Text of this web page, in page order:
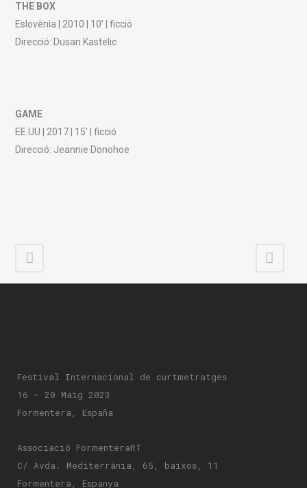
THE BOX
Eslovènia | 2010 | 10’ | ficció
Direcció: Dusan Kastelic
GAME
EE.UU | 2017 | 15’ | ficció
Direcció: Jeannie Donohoe
Festival Internacional de curtmetratges
16 – 20 Maig 2023
Formentera, España
Associació FormenteraRT
C/ Avda. Mediterrània, 65, baixos, 11
Formentera, Espanya